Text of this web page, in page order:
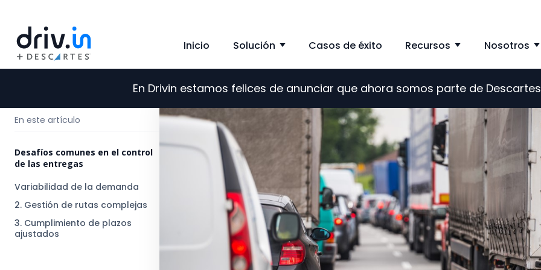
Inicio Solución Show submenu for Solución
Casos de éxito Recursos ShowNosotros
En Drivin estamos felices de anunciar que ahora somos parte de
En este artículo
Desafíos comunes en el control
de las entregas
Variabilidad de la demanda
2. Gestión de rutas complejas
3. Cumplimiento de plazos
ajustados